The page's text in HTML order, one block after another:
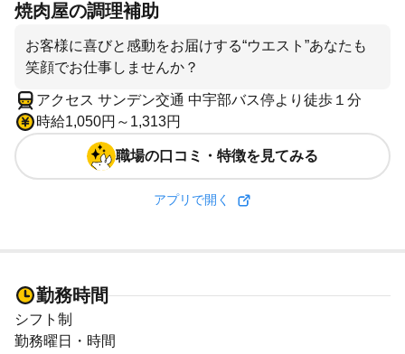
焼肉屋の調理補助
お客様に喜びと感動をお届けする“ウエスト”あなたも
笑顔でお仕事しませんか？
アクセス サンデン交通 中宇部バス停より徒歩１分
時給1,050円～1,313円
職場の口コミ・特徴を見てみる
アプリで開く
勤務時間
シフト制
勤務曜日・時間